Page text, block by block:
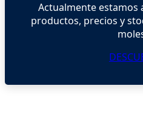
Actualmente estamos
productos, precios y